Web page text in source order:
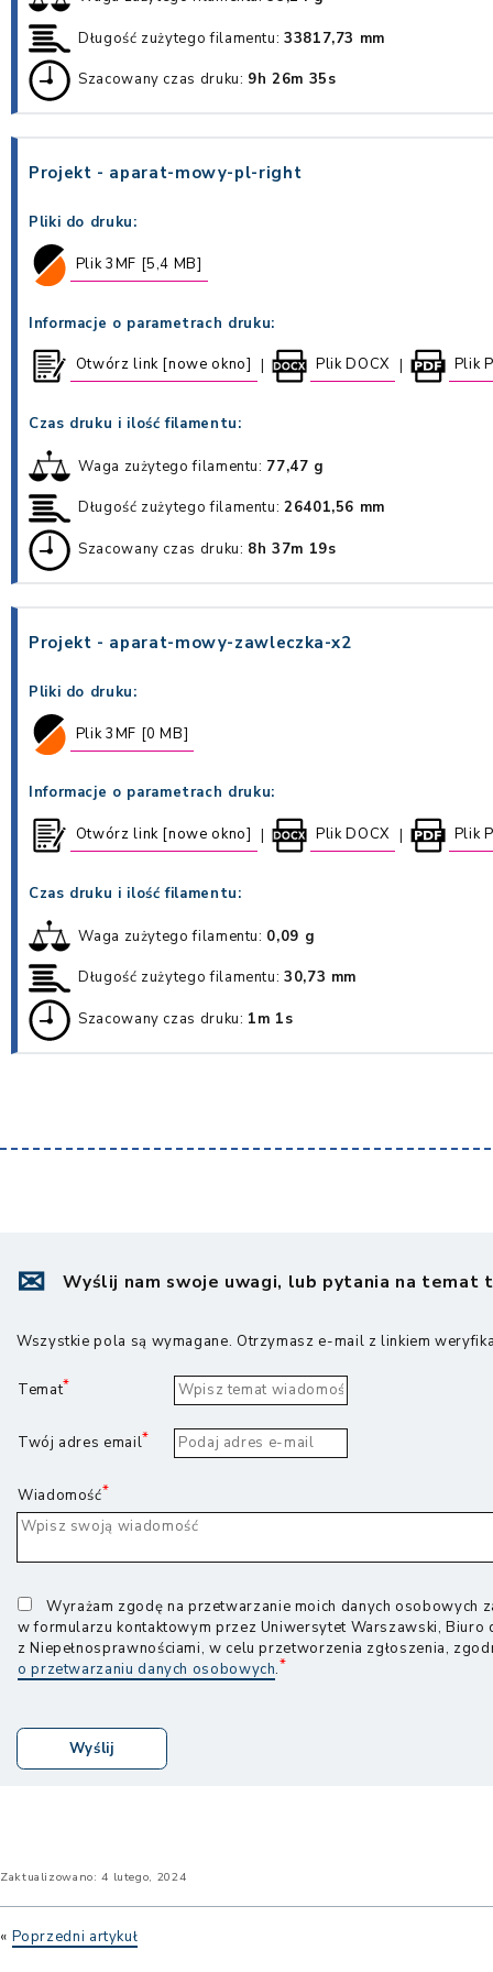
Długość zużytego filamentu: 33817,73 mm
Szacowany czas druku: 9h 26m 35s
Projekt - aparat-mowy-pl-right
Pliki do druku:
Plik 3MF [5,4 MB]
Informacje o parametrach druku:
Otwórz link [nowe okno] | Plik DOCX | Plik
Czas druku i ilość filamentu:
Waga zużytego filamentu: 77,47 g
Długość zużytego filamentu: 26401,56 mm
Szacowany czas druku: 8h 37m 19s
Projekt - aparat-mowy-zawleczka-x2
Pliki do druku:
Plik 3MF [0 MB]
Informacje o parametrach druku:
Otwórz link [nowe okno] | Plik DOCX | Plik
Czas druku i ilość filamentu:
Waga zużytego filamentu: 0,09 g
Długość zużytego filamentu: 30,73 mm
Szacowany czas druku: 1m 1s
Wyślij nam swoje uwagi, lub pytania na temat
Wszystkie pola są wymagane. Otrzymasz e-mail z linkiem
Imię
Temat
Twój adres email
Wiadomość
Wyrażam zgodę na przetwarzanie moich danych osobowych
w formularzu kontaktowym przez Uniwersytet Warszawski, Biuro
z Niepełnosprawnościami, w celu przetworzenia zgłoszenia,
o przetwarzaniu danych osobowychotwiera
.
Wyślij
Zaktualizowano:4 lutego, 2024
wPoprzedni artykułDotykowa